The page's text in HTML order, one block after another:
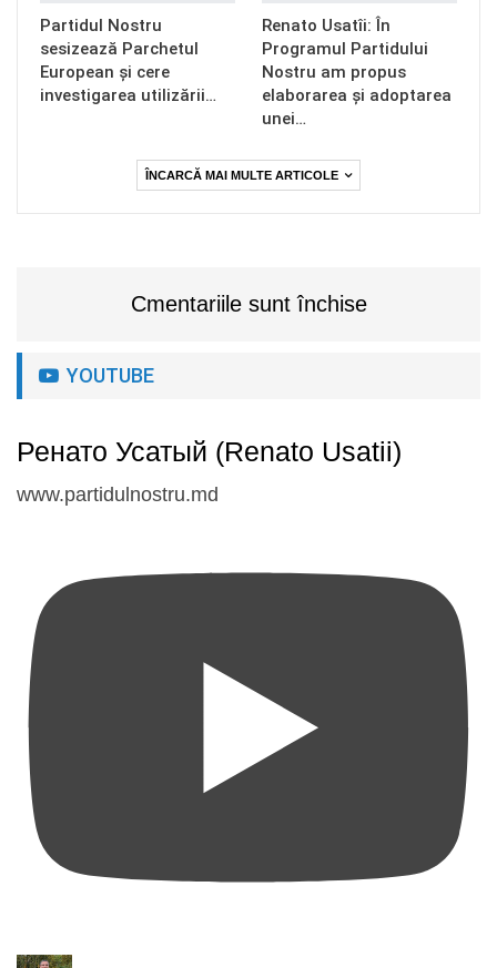
Partidul Nostru
sesizează Parchetul
European și cere
investigarea utilizării…
Renato Usatîi: În
Programul Partidului
Nostru am propus
elaborarea și adoptarea
unei…
ÎNCARCĂ MAI MULTE ARTICOLE
Cmentariile sunt închise
YOUTUBE
Ренато Усатый (Renato Usatii)
www.partidulnostru.md